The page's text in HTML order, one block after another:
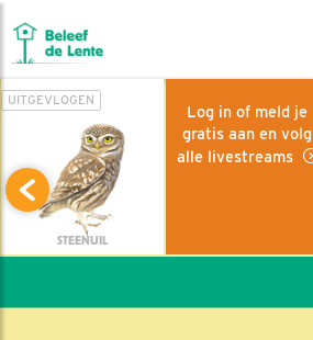
UITGEVLOGEN
STEENUIL
Log in of meld je
gratis aan en volg
alle livestreams